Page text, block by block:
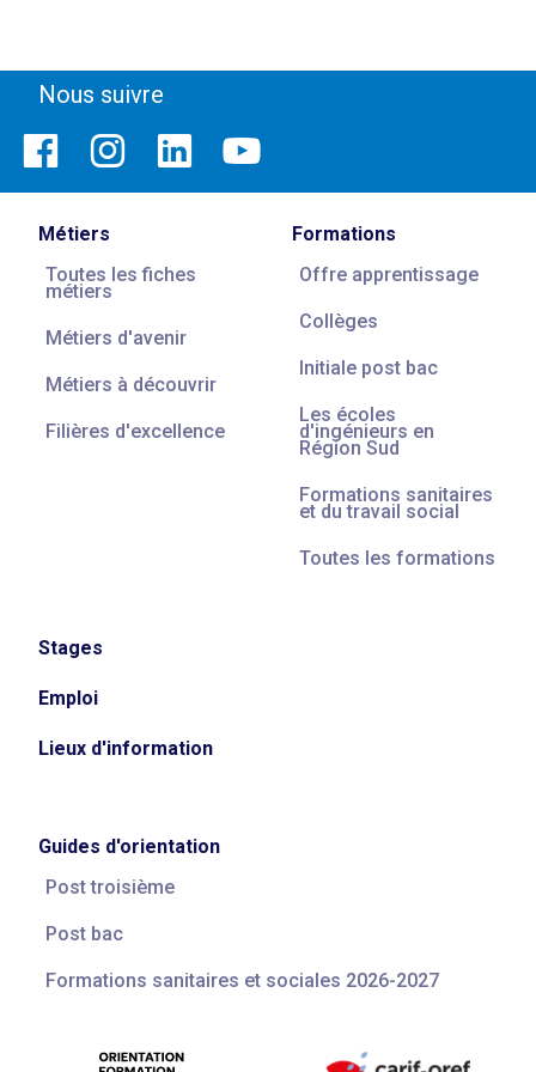
Nous suivre
Métiers
Toutes les fiches
métiers
Métiers d'avenir
Métiers à découvrir
Filières d'excellence
Formations
Offre apprentissage
Collèges
Initiale post bac
Les écoles
d'ingénieurs en
Région Sud
Formations sanitaires
et du travail social
Toutes les formations
Stages
Emploi
Lieux d'information
Guides d'orientation
Post troisième
Post bac
Formations sanitaires et sociales 2026-2027